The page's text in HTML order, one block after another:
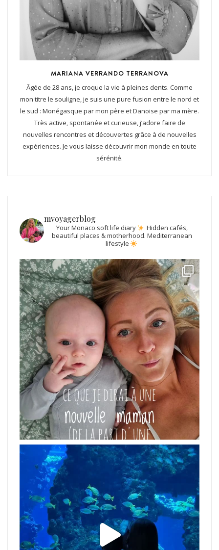
MARIANA VERRANDO TERRANOVA
Âgée de 28 ans, je croque la vie à pleines dents. Comme
mon titre le souligne, je suis une pure fusion entre le nord et
le sud : Monégasque par mon père et Danoise par ma mère.
Très active, spontanée et curieuse, j’adore faire de
nouvelles rencontres et découvertes grâce à de nouvelles
expériences. Je vous laisse découvrir mon monde en toute
sérénité.
mvoyagerblog
Your Monaco soft life diary
Hidden cafés,
beautiful places & motherhood. Mediterranean
lifestyle